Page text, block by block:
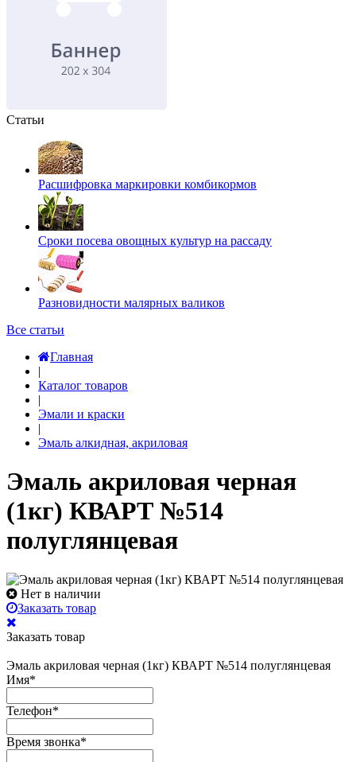
Статьи
Расшифровка маркировки комбикормов
Сроки посева овощных культур на рассаду
Разновидности малярных валиков
Все статьи
Главная
|
Каталог товаров
|
Эмали и краски
|
Эмаль алкидная, акриловая
Эмаль акриловая черная
(1кг) КВАРТ №514
полуглянцевая
Нет в наличии
Заказать товар
Заказать товар
Эмаль акриловая черная (1кг) КВАРТ №514 полуглянцевая
Имя*
Телефон*
Время звонка*